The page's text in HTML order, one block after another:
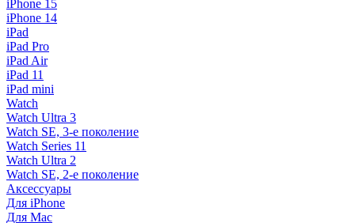
iPhone 15
iPhone 14
iPad
iPad Pro
iPad Air
iPad 11
iPad mini
Watch
Watch Ultra 3
Watch SE, 3-е поколение
Watch Series 11
Watch Ultra 2
Watch SE, 2-е поколение
Аксессуары
Для iPhone
Для Mac